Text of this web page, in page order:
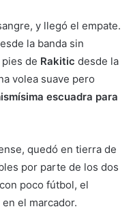
y llegó el empate.
la banda sin
de Rakitic desde la
volea suave pero
escuadra para
quedó en tierra de
por parte de los dos
poco fútbol, el
el marcador.